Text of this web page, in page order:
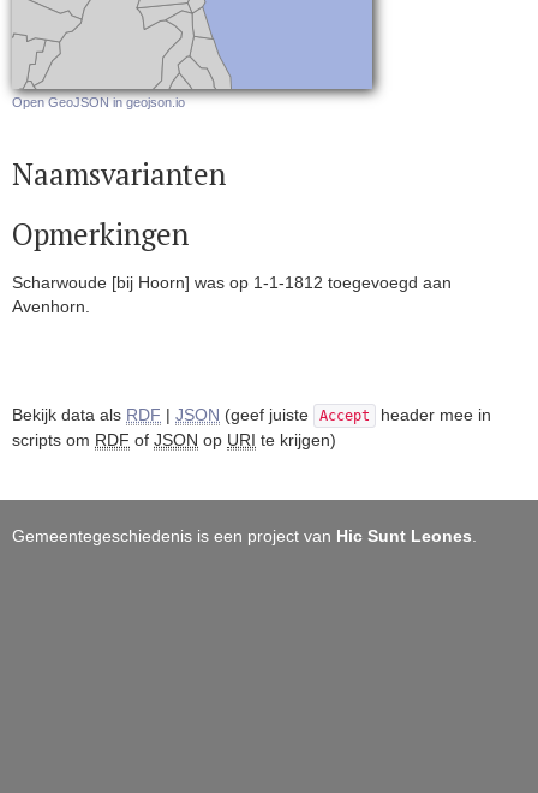
Open GeoJSON in geojson.io
Naamsvarianten
Opmerkingen
Scharwoude [bij Hoorn] was op 1-1-1812 toegevoegd aan
Avenhorn.
Bekijk data als RDF | JSON (geef juiste Accept
header mee in
scripts om RDF of JSON op URI te krijgen)
Gemeentegeschiedenis is een project van Hic Sunt Leones